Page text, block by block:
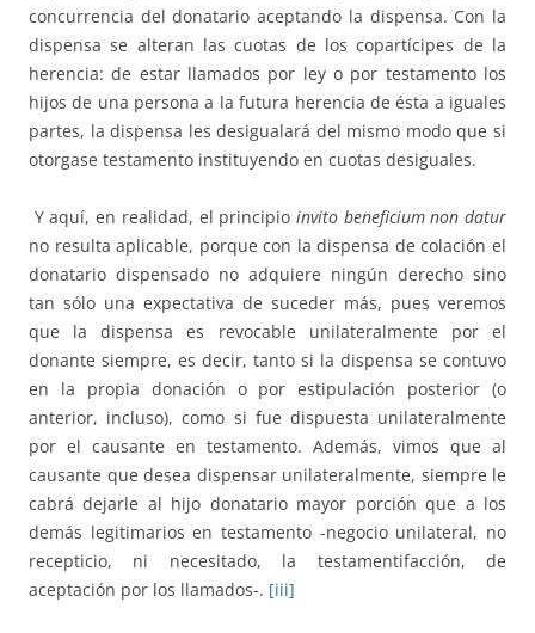
concurrencia del donatario aceptando la dispensa. Con la
dispensa se alteran las cuotas de los copartícipes de la
herencia: de estar llamados por ley o por testamento los
hijos de una persona a la futura herencia de ésta a iguales
partes, la dispensa les desigualará del mismo modo que si
otorgase testamento instituyendo en cuotas desiguales.
Y aquí, en realidad, el principio invito beneficium non datur
no resulta aplicable, porque con la dispensa de colación el
donatario dispensado no adquiere ningún derecho sino
tan sólo una expectativa de suceder más, pues veremos
que la dispensa es revocable unilateralmente por el
donante siempre, es decir, tanto si la dispensa se contuvo
en la propia donación o por estipulación posterior (o
anterior, incluso), como si fue dispuesta unilateralmente
por el causante en testamento. Además, vimos que al
causante que desea dispensar unilateralmente, siempre le
cabrá dejarle al hijo donatario mayor porción que a los
demás legitimarios en testamento -negocio unilateral, no
recepticio, ni necesitado, la testamentifacción, de
aceptación por los llamados-. [iii]